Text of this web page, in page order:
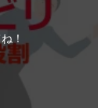
！